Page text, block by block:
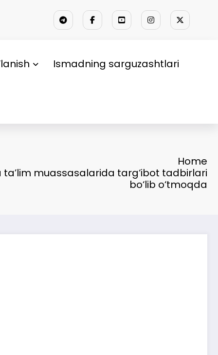
Ismadning sarguzashtlari
Home
muassasalarida targ‘ibot tadbirlari
bo‘lib o‘tmoqda